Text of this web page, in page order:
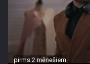
pirms 2 mēnešiem